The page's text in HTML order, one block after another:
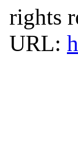
rights
URL: